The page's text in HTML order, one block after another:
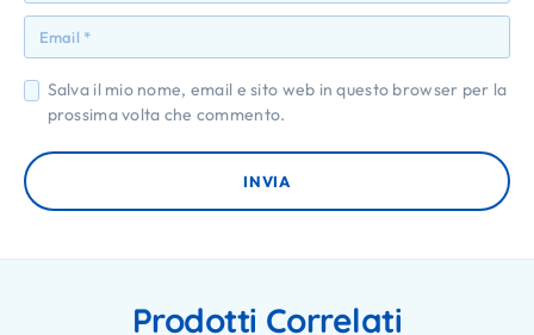
Salva il mio nome, email e sito web in questo browser per la
prossima volta che commento.
Prodotti Correlati